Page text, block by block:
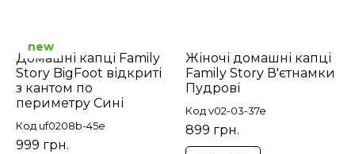
Домашні капці Family
Story BigFoot відкриті
з кантом по
периметру Сині
Код uf0208b-45e
999 грн.
new
Жіночі домашні капці
Family Story В'єтнамки
Пудрові
Код v02-03-37e
899 грн.